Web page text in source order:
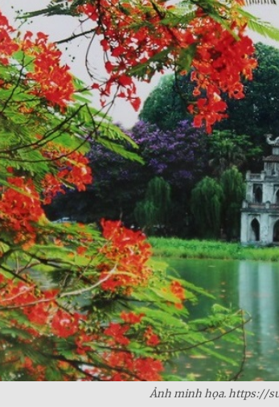
mạng lưới cấp cứu ngoại viện toàn quốc
Ảnh minh họa. https://